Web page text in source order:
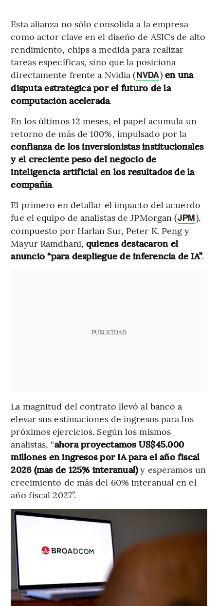
Esta alianza no sólo consolida a la empresa
como actor clave en el diseño de ASICs de alto
rendimiento, chips a medida para realizar
tareas específicas, sino que la posiciona
directamente frente a Nvidia (NVDA)en una
disputa estratégica por el futuro de la
computación acelerada.
En los últimos 12 meses, el papel acumula un
retorno de más de 100%, impulsado por la
confianza de los inversionistas institucionales
y el creciente peso del negocio de
inteligencia artificial en los resultados de la
compañía.
El primero en detallar el impacto del acuerdo
fue el equipo de analistas de JPMorgan (JPM),
compuesto por Harlan Sur, Peter K. Peng y
Mayur Ramdhani, quienes destacaron el
anuncio “para despliegue de inferencia de IA”.
PUBLICIDAD
La magnitud del contrato llevó al banco a
elevar sus estimaciones de ingresos para los
próximos ejercicios. Según los mismos
analistas, “ahora proyectamos US$45.000
millones en ingresos por IA para el año fiscal
2026 (más de 125% interanual)y esperamos un
crecimiento de más del 60% interanual en el
año fiscal 2027”.